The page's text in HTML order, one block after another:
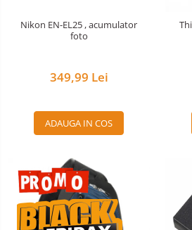
Accesorii diverse
Nikon EN-EL25 , acumulator
foto
349,99 Lei
ADAUGA IN COS